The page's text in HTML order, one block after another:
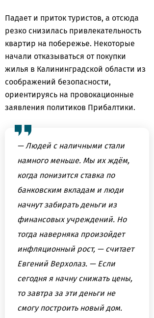
Падает и приток туристов, а отсюда
резко снизилась привлекательность
квартир на побережье. Некоторые
начали отказываться от покупки
жилья в Калининградской области из
соображений безопасности,
ориентируясь на провокационные
заявления политиков Прибалтики.
— Людей с наличными стали
намного меньше. Мы их ждём,
когда понизится ставка по
банковским вкладам и люди
начнут забирать деньги из
финансовых учреждений. Но
тогда наверняка произойдет
инфляционный рост, — считает
Евгений Верхолаз. — Если
сегодня я начну снижать цены,
то завтра за эти деньги не
смогу построить новый дом.